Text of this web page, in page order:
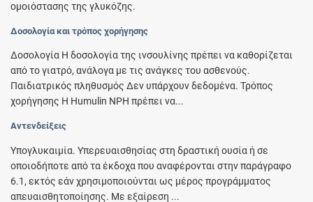
ομοιόστασης της γλυκόζης.
Δοσολογία και τρόπος χορήγησης
Δοσολογία Η δοσολογία της ινσουλίνης πρέπει να καθορίζεται
από το γιατρό, ανάλογα με τις ανάγκες του ασθενούς.
Παιδιατρικός πληθυσμός Δεν υπάρχουν δεδομένα. Τρόπος
χορήγησης Η Humulin ΝΡΗ πρέπει να...
Αντενδείξεις
Υπογλυκαιμία. Υπερευαισθησίας στη δραστική ουσία ή σε
οποιοδήποτε από τα έκδοχα που αναφέρονται στην παράγραφο
6.1, εκτός εάν χρησιμοποιούνται ως μέρος προγράμματος
απευαισθητοποίησης. Με εξαίρεση ...